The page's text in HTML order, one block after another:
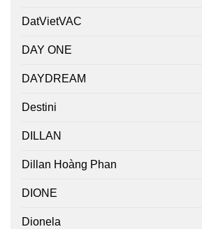
DatVietVAC
DAY ONE
DAYDREAM
Destini
DILLAN
Dillan Hoàng Phan
DIONE
Dionela